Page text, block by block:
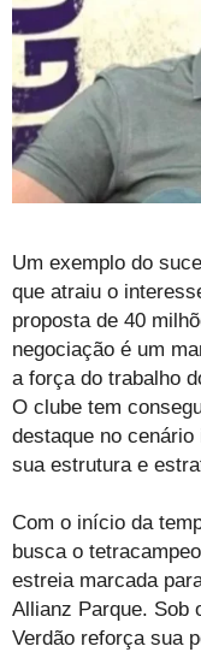
Um exemplo do
que atraiu o
proposta de 40
negociação é um
a força do trabalho
O clube tem
destaque no
sua estrutura e
Com o início da
busca o
estreia marcada
Allianz Parque. Sob
Verdão reforça sua